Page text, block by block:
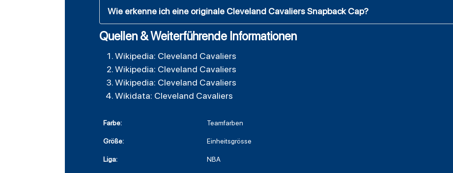
Wie erkenne ich eine originale Cleveland Cavaliers Snapback Cap?
Quellen & Weiterführende Informationen
Wikipedia: Cleveland Cavaliers
Wikipedia: Cleveland Cavaliers
Wikipedia: Cleveland Cavaliers
Wikidata: Cleveland Cavaliers
Farbe: Teamfarben
Größe: Einheitsgrösse
Liga: NBA